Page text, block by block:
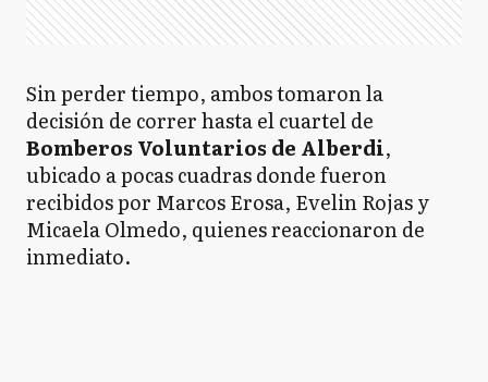
Sin perder tiempo, ambos tomaron la
decisión de correr hasta el cuartel de
Bomberos Voluntarios de Alberdi,
ubicado a pocas cuadras donde fueron
recibidos por Marcos Erosa, Evelin Rojas y
Micaela Olmedo, quienes reaccionaron de
inmediato.